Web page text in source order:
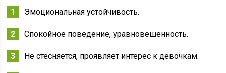
Эмоциональная устойчивость.
Спокойное поведение, уравновешенность.
Не стесняется, проявляет интерес к девочкам.